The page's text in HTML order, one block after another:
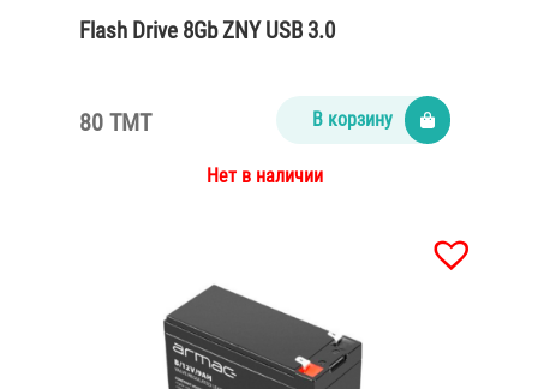
Flash Drive 8Gb ZNY USB 3.0
80 TMT В корзину
Нет в наличии